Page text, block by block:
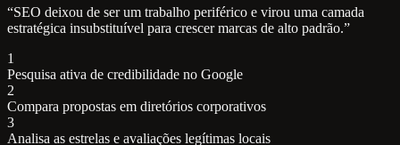
“SEO deixou de ser um trabalho periférico e virou uma camada
estratégica insubstituível para crescer marcas de alto padrão.”
1
Pesquisa ativa de credibilidade no Google
2
Compara propostas em diretórios corporativos
3
Analisa as estrelas e avaliações legítimas locais